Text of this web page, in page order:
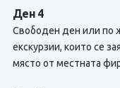
Ден 4
Свободен ден или по
екскурзии, които се
място от местната